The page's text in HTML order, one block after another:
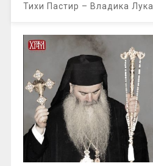
Тихи Пастир – Владика Лука